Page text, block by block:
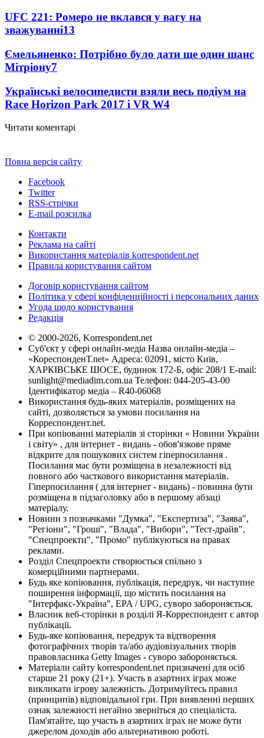
UFC 221: Ромеро не вклався у вагу на
зважуванні13
Ємельяненко: Потрібно було дати ще один шанс
Мітріону7
Українські велосипедисти взяли весь подіум на
Race Horizon Park 2017 і VR W4
Читати коментарі
Повна версія сайту
Facebook
Twitter
RSS-стрічки
E-mail розсилка
Контакти
Реклама на сайті
Використання матеріалів korrespondent.net
Правила користування сайтом
Договір користування сайтом
Політика у сфері конфіденційності і персональних даних
Угода щодо користування
Редакція
© 2000-2026, Korrespondent.net
Суб'єкт у сфері онлайн-медіа Назва онлайн-медіа –
«КореспонденТ.net» Адреса: 02091, місто Київ,
ХАРКІВСЬКЕ ШОСЕ, будинок 172-Б, офіс 208/1 E-mail:
sunlight@mediadim.com.ua Телефон: 044-205-43-00
Ідентифікатор медіа – R40-06068
Використання будь-яких матеріалів, розміщених на
сайті, дозволяється за умови посилання на
Корреспондент.net.
При копіюванні матеріалів зі сторінки « Новини України
і світу» , для інтернет - видань - обов'язкове пряме
відкрите для пошукових систем гіперпосилання .
Посилання має бути розміщена в незалежності від
повного або часткового використання матеріалів.
Гіперпосилання ( для інтернет - видань) - повинна бути
розміщена в підзаголовку або в першому абзаці
матеріалу.
Новини з позначками "Думка", "Експертиза", "Заява",
"Регіони", "Гроші", "Влада", "Вибори", "Тест-драйв",
"Спецпроекти", "Промо" публікуються на правах
реклами.
Розділ Спецпроекти створюється спільно з
комерційними партнерами.
Будь яке копіювання, публікація, передрук, чи наступне
поширення інформації, що містить посилання на
"Інтерфакс-Україна", EPA / UPG, суворо забороняється.
Власник веб-сторінки в розділі Я-Корреспондент є автор
публікації.
Будь-яке копіювання, передрук та відтворення
фотографічних творів та/або аудіовізуальних творів
правовласника Getty Images - суворо забороняється.
Матеріали сайту korrespondent.net призначені для осіб
старше 21 року (21+). Участь в азартних іграх може
викликати ігрову залежність. Дотримуйтесь правил
(принципів) відповідальної гри. При виявленні перших
ознак залежності негайно зверніться до спеціаліста.
Пам'ятайте, що участь в азартних іграх не може бути
джерелом доходів або альтернативою роботі.